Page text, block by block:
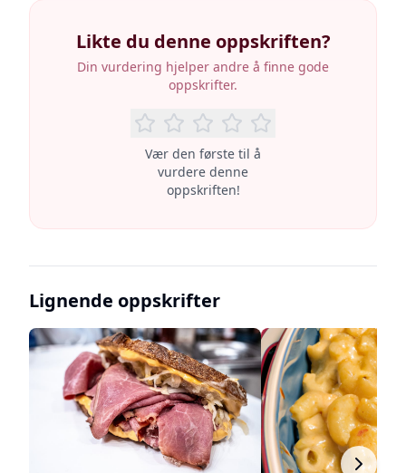
Likte du denne oppskriften?
Din vurdering hjelper andre å finne gode
oppskrifter.
Vær den første til å
vurdere denne
oppskriften!
Lignende oppskrifter